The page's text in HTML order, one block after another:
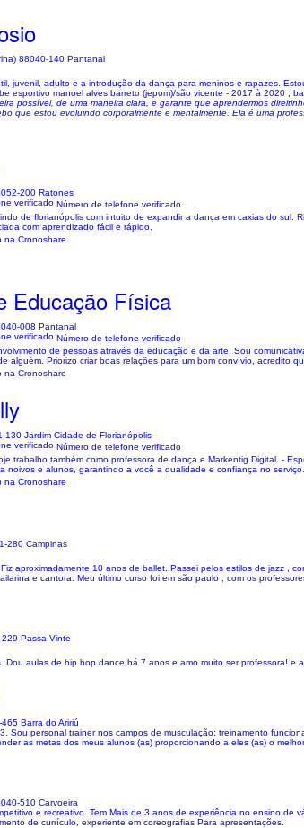
88040-140 Pantanal
juvenil, adulto e a introdução da dança para meninos e rapazes.
esportivo manoel alves barreto (jepom)/são vicente - 2017 à 2020 ;
possível, de uma maneira clara, e garante que aprendermos
que estou evoluindo corporalmente e mentalmente. Ela é uma
200 Ratones
Número de telefone verificado
de florianópolis com intuito de expandir a dança em caxias do
com aprendizado fácil e rápido.
na Cronoshare
Educação Física
008 Pantanal
Número de telefone verificado
de pessoas através da educação e da arte. Sou
alguém. Priorizo criar boas relações para um bom convívio, acredito
na Cronoshare
130 Jardim Cidade de Florianópolis
Número de telefone verificado
trabalho também como professora de dança e Markentig Digital. -
e alunos, garantindo a você a qualidade e confiança no
na Cronoshare
280 Campinas
aproximadamente 10 anos de ballet. Passei pelos estilos de jazz ,
e cantora. Meu último curso foi em são paulo , com os
Passa Vinte
aulas de hip hop dance há 7 anos e amo muito ser professora! e
Barra do Aririú
Sou personal trainer nos campos de musculação; treinamento
as metas dos meus alunos (as) proporcionando a eles (as) o
510 Carvoeira
e recreativo. Tem Mais de 3 anos de experiência no ensino
de currículo, experiente em coreografias Para apresentações.